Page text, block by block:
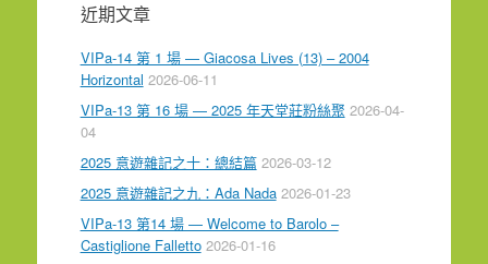
近期文章
VIPa-14 第 1 場 — Giacosa Lives (13) – 2004
Horizontal 2026-06-11
VIPa-13 第 16 場 — 2025 年天堂莊粉絲聚 2026-04-
04
2025 意遊雜記之十：總結篇 2026-03-12
2025 意遊雜記之九：Ada Nada 2026-01-23
VIPa-13 第14 場 — Welcome to Barolo –
Castiglione Falletto 2026-01-16